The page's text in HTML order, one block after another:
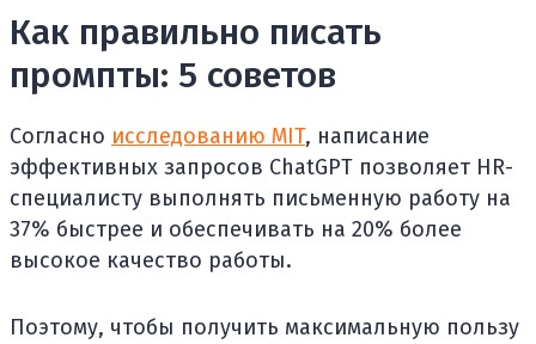
Как правильно писать
промпты: 5 советов
Согласно исследованию MIT, написание
эффективных запросов ChatGPT позволяет HR-
специалисту выполнять письменную работу на
37% быстрее и обеспечивать на 20% более
высокое качество работы.
Поэтому, чтобы получить максимальную пользу